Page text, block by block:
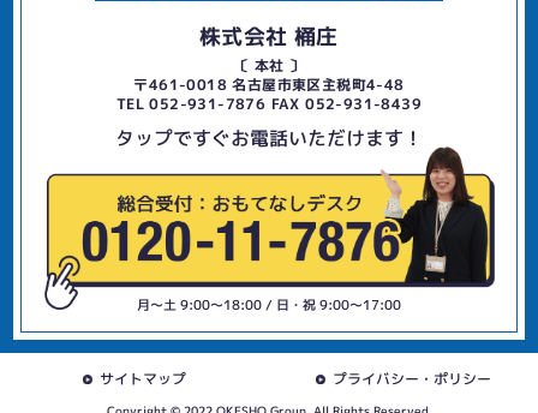
株式会社 桶庄
〔 本社 〕
〒461-0018 名古屋市東区主税町4-48
TEL 052-931-7876 FAX 052-931-8439
タップですぐお電話いただけます！
月〜土 9:00〜18:00 / 日・祝 9:00〜17:00
サイトマップ プライバシー・ポリシー